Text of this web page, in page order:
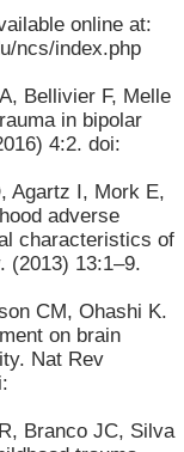
online at:
ncs/index.php
Bellivier F, Melle
in bipolar
4:2. doi:
Agartz I, Mork E,
adverse
characteristics of
(2013) 13:1–9.
CM, Ohashi K.
on brain
Nat Rev
Branco JC, Silva